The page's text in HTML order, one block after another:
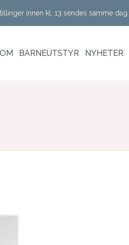
innen kl. 13 sendes samme dag
BARNEUTSTYR NYHETER